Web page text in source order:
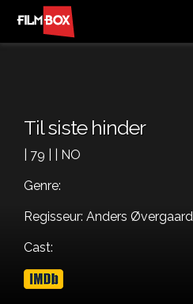
Til siste hinder
| 79 | | NO
Genre:
Regisseur: Anders Øvergaard
Cast: